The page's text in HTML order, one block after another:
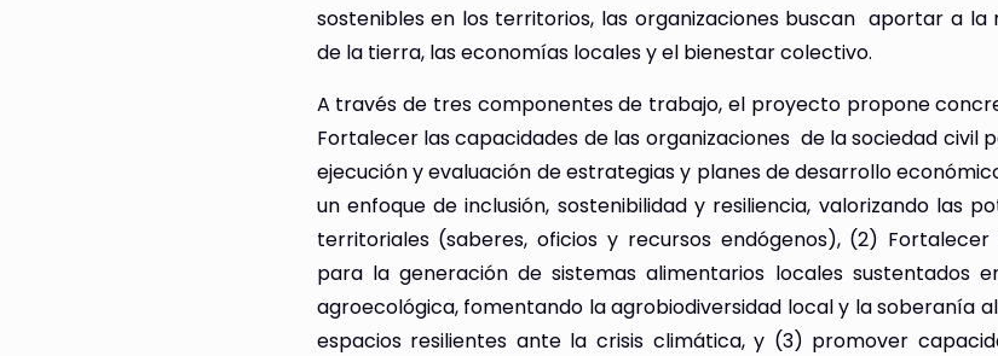
sostenibles en los territorios, las organizaciones buscan aportar a la
de la tierra, las economías locales y el bienestar colectivo.
A través de tres componentes de trabajo, el proyecto propone
Fortalecer las capacidades de las organizaciones de la sociedad civil
ejecución y evaluación de estrategias y planes de desarrollo
un enfoque de inclusión, sostenibilidad y resiliencia, valorizando las
territoriales (saberes, oficios y recursos endógenos), (2) Fortalecer
para la generación de sistemas alimentarios locales sustentados
agroecológica, fomentando la agrobiodiversidad local y la soberanía
espacios resilientes ante la crisis climática, y (3) promover